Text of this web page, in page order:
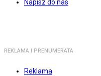
Napisz do nas
REKLAMA I PRENUMERATA
Reklama